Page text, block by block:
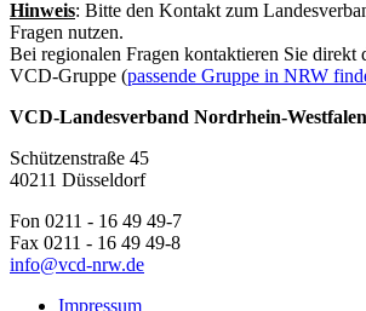
Hinweis: Bitte den Kontakt zum
Fragen nutzen.
Bei regionalen Fragen kontaktieren Sie direkt
VCD-Gruppe (passende Gruppe in NRW
VCD-Landesverband Nordrhein-
Schützenstraße 45
40211 Düsseldorf
Fon 0211 - 16 49 49-7
Fax 0211 - 16 49 49-8
info@vcd-nrw.de
Impressum